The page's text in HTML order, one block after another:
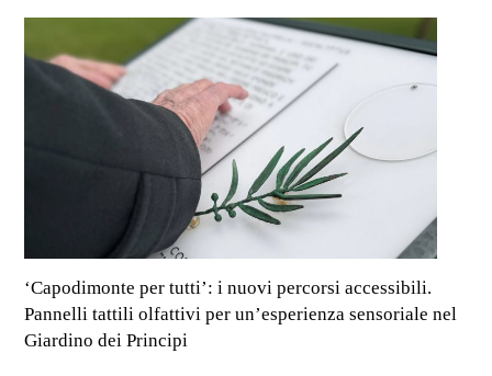
‘Capodimonte per tutti’: i nuovi percorsi accessibili.
Pannelli tattili olfattivi per un’esperienza sensoriale nel
Giardino dei Principi